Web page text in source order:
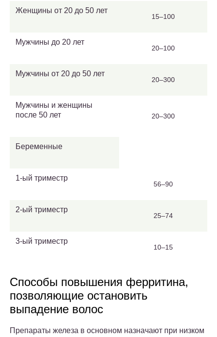
Женщины от 20 до 50 лет
15–100
Мужчины до 20 лет
20–100
Мужчины от 20 до 50 лет
20–300
Мужчины и женщины
после 50 лет
20–300
Беременные
1-ый триместр
56–90
2-ый триместр
25–74
3-ый триместр
10–15
Способы повышения ферритина,
позволяющие остановить
выпадение волос
Препараты железа в основном назначают при низком